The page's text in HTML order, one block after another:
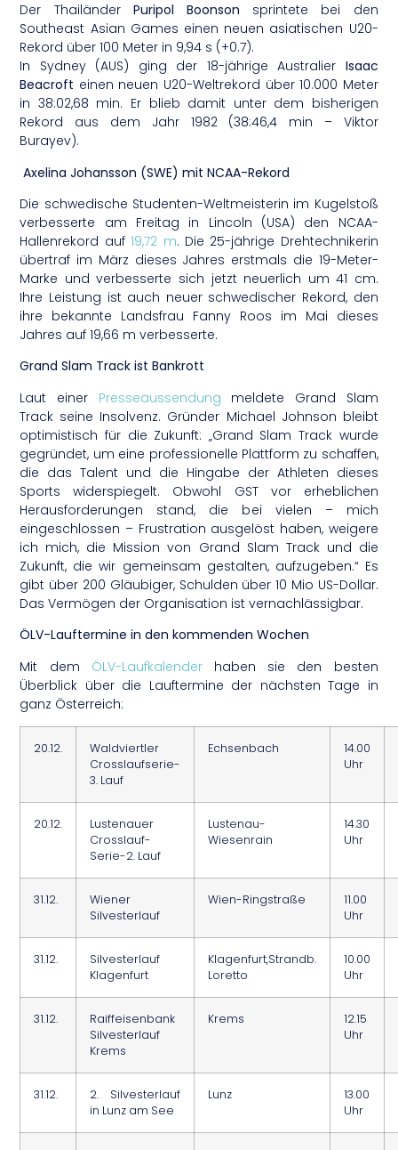
Der Thailänder Puripol Boonson sprintete bei den
Southeast Asian Games einen neuen asiatischen U20-
Rekord über 100 Meter in 9,94 s (+0.7).
In Sydney (AUS) ging der 18-jährige Australier Isaac
Beacroft einen neuen U20-Weltrekord über 10.000 Meter
in 38:02,68 min. Er blieb damit unter dem bisherigen
Rekord aus dem Jahr 1982 (38:46,4 min – Viktor
Burayev).
Axelina Johansson (SWE) mit NCAA-Rekord
Die schwedische Studenten-Weltmeisterin im Kugelstoß
verbesserte am Freitag in Lincoln (USA) den NCAA-
Hallenrekord auf19,72 m. Die 25-jährige Drehtechnikerin
übertraf im März dieses Jahres erstmals die 19-Meter-
Marke und verbesserte sich jetzt neuerlich um 41 cm.
Ihre Leistung ist auch neuer schwedischer Rekord, den
ihre bekannte Landsfrau Fanny Roos im Mai dieses
Jahres auf 19,66 m verbesserte.
Grand Slam Track ist Bankrott
Laut einer Presseaussendung meldete Grand Slam
Track seine Insolvenz. Gründer Michael Johnson bleibt
optimistisch für die Zukunft: „Grand Slam Track wurde
gegründet, um eine professionelle Plattform zu schaffen,
die das Talent und die Hingabe der Athleten dieses
Sports widerspiegelt. Obwohl GST vor erheblichen
Herausforderungen stand, die bei vielen – mich
eingeschlossen – Frustration ausgelöst haben, weigere
ich mich, die Mission von Grand Slam Track und die
Zukunft, die wir gemeinsam gestalten, aufzugeben.“ Es
gibt über 200 Gläubiger, Schulden über 10 Mio US-Dollar.
Das Vermögen der Organisation ist vernachlässigbar.
ÖLV-Lauftermine in den kommenden Wochen
Mit dem ÖLV-Laufkalenderhaben sie den besten
Überblick über die Lauftermine der nächsten Tage in
ganz Österreich:
20.12.
Waldviertler
Crosslaufserie-
3. Lauf
Echsenbach
14.00
Uhr
20.12.
Lustenauer
Crosslauf-
Serie-2. Lauf
Lustenau-
Wiesenrain
14.30
Uhr
31.12.
Wiener
Silvesterlauf
Wien-Ringstraße
11.00
Uhr
31.12.
Silvesterlauf
Klagenfurt
Klagenfurt,Strandb.
Loretto
10.00
Uhr
31.12.
Raiffeisenbank
Silvesterlauf
Krems
Krems
12.15
Uhr
31.12.
2. Silvesterlauf
in Lunz am See
Lunz
13.00
Uhr